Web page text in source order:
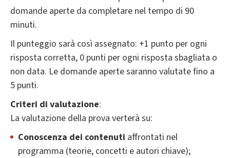
domande aperte da completare nel tempo di 90
minuti.
Il punteggio sarà così assegnato: +1 punto per ogni
risposta corretta, 0 punti per ogni risposta sbagliata o
non data. Le domande aperte saranno valutate fino a
5 punti.
Criteri di valutazione:
La valutazione della prova verterà su:
Conoscenza dei contenuti affrontati nel
programma (teorie, concetti e autori chiave);